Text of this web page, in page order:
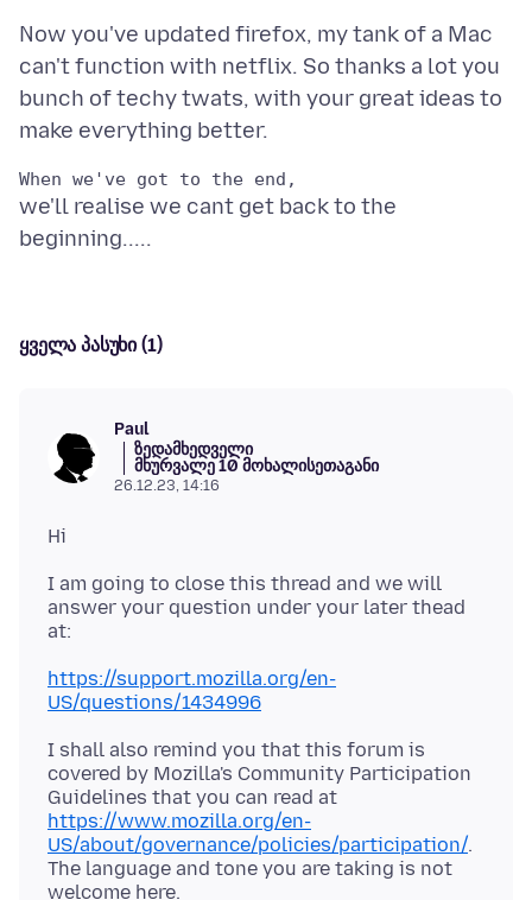
Now you've updated firefox, my tank of a Mac
can't function with netflix. So thanks a lot you
bunch of techy twats, with your great ideas to
we'll realise we cant get back to the
ყველა პასუხი (1)
Paul
ზედამხედველი
მხურვალე 10 მოხალისეთაგანი
26.12.23, 14:16
I am going to close this thread and we will
answer your question under your later thead
https://support.mozilla.org/en-
US/questions/1434996
I shall also remind you that this forum is
covered by Mozilla's Community Participation
Guidelines that you can read at
https://www.mozilla.org/en-
US/about/governance/policies/participation/.
The language and tone you are taking is not